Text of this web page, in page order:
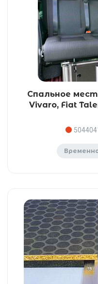
Спальное
Vivaro, Fiat